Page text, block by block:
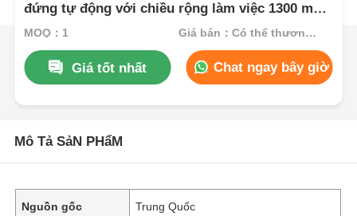
đứng tự động với chiều rộng làm việc 1300 mm
và hệ thống điều khiển PLC
MOQ：1 Giá bán：Có thể thương lượng
Giá tốt nhất Chat ngay bây giờ
Mô Tả SảN PHẩM
Nguồn gốc Trung Quốc